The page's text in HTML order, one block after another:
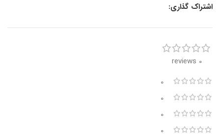
اشتراک گذاری:
0 reviews
0
0
0
0